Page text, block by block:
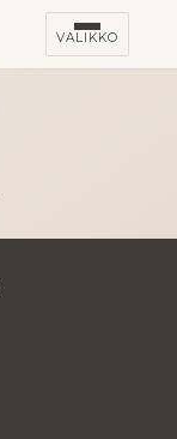
VALIKKO